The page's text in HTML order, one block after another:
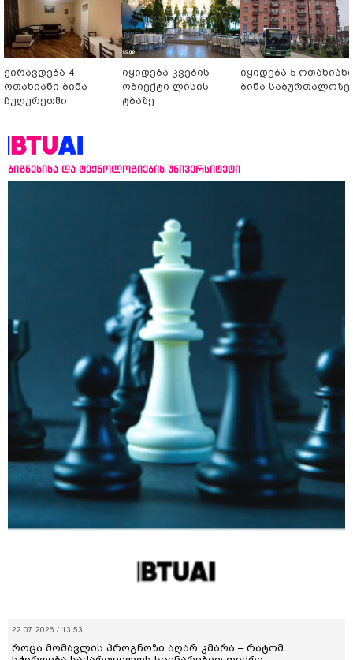
ქირავდება 4
ოთახიანი ბინა
ჩუღურეთში
იყიდება კვების
ობიექტი ლისის
ტბაზე
იყიდება 5 ოთახიანი
ბინა საბურთალოზე
ბიზნესისა და ტექნოლოგიების უნივერსიტეტი
22.07.2026 / 13:53
როცა მომავლის პროგნოზი აღარ კმარა – რატომ